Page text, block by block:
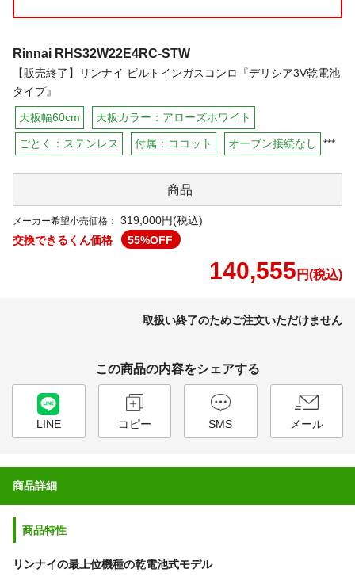
Rinnai RHS32W22E4RC-STW
【販売終了】リンナイ ビルトインガスコンロ『デリシア3V乾電池
タイプ』
天板幅60cm 天板カラー：アローズホワイト
ごとく：ステンレス 付属：ココット オーブン接続なし ***
商品
メーカー希望小売価格：
319,000円(税込)
交換できるくん価格
55%OFF
140,555 円(税込)
取扱い終了のためご注文いただけません
この商品の内容をシェアする
LINE コピー SMS メール
商品詳細
商品特性
リンナイの最上位機種の乾電池式モデル